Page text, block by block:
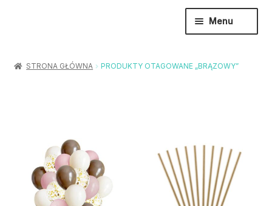
Menu
menu
Stroje / Dodatki
menu
Akcesoria Party
STRONA GŁÓWNA PRODUKTY OTAGOWANE „BRĄZOWY”